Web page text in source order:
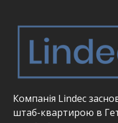
Компанія Lindec
штаб-квартирою в